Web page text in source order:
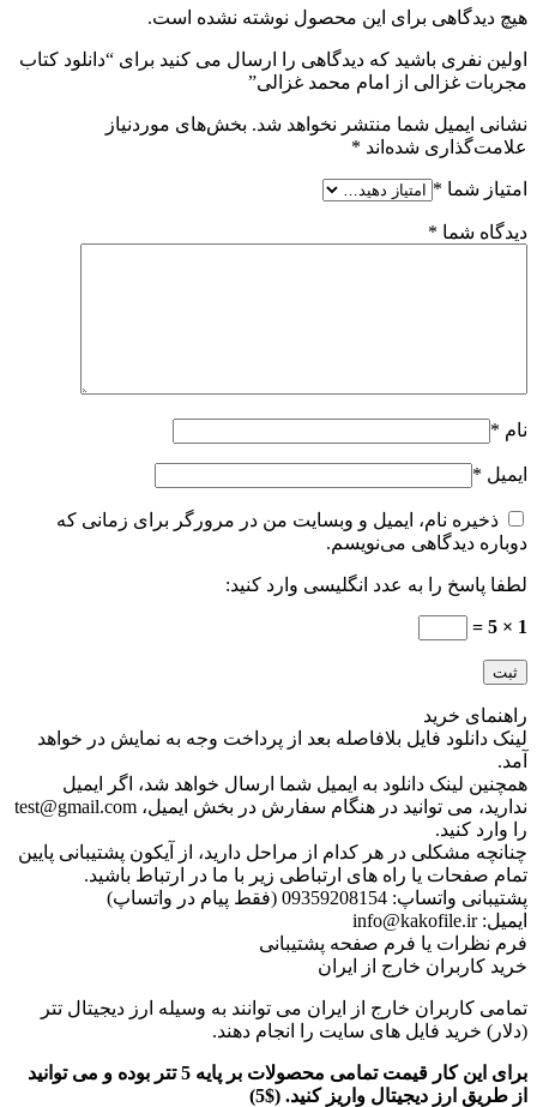
هیچ دیدگاهی برای این محصول نوشته نشده است.
اولین نفری باشید که دیدگاهی را ارسال می کنید برای “دانلود کتاب
مجربات غزالی از امام محمد غزالی”
نشانی ایمیل شما منتشر نخواهد شد. بخش‌های موردنیاز
علامت‌گذاری شده‌اند *
امتیاز شما *
دیدگاه شما *
نام *
ایمیل *
ذخیره نام، ایمیل و وبسایت من در مرورگر برای زمانی که
دوباره دیدگاهی می‌نویسم.
لطفا پاسخ را به عدد انگلیسی وارد کنید:
1 × 5 =
راهنمای خرید
لینک دانلود فایل بلافاصله بعد از پرداخت وجه به نمایش در خواهد
آمد.
همچنین لینک دانلود به ایمیل شما ارسال خواهد شد، اگر ایمیل
ندارید، می توانید در هنگام سفارش در بخش ایمیل، test@gmail.com
را وارد کنید.
چنانچه مشکلی در هر کدام از مراحل دارید، از آیکون پشتیبانی پایین
تمام صفحات یا راه های ارتباطی زیر با ما در ارتباط باشید.
پشتیبانی واتساپ: 09359208154 (فقط پیام در واتساپ)
ایمیل: info@kakofile.ir
فرم نظرات یا فرم صفحه پشتیبانی
خرید کاربران خارج از ایران
تمامی کاربران خارج از ایران می توانند به وسیله ارز دیجیتال تتر
(دلار) خرید فایل های سایت را انجام دهند.
برای این کار قیمت تمامی محصولات بر پایه 5 تتر بوده و می توانید
از طریق ارز دیجیتال واریز کنید. ($5)